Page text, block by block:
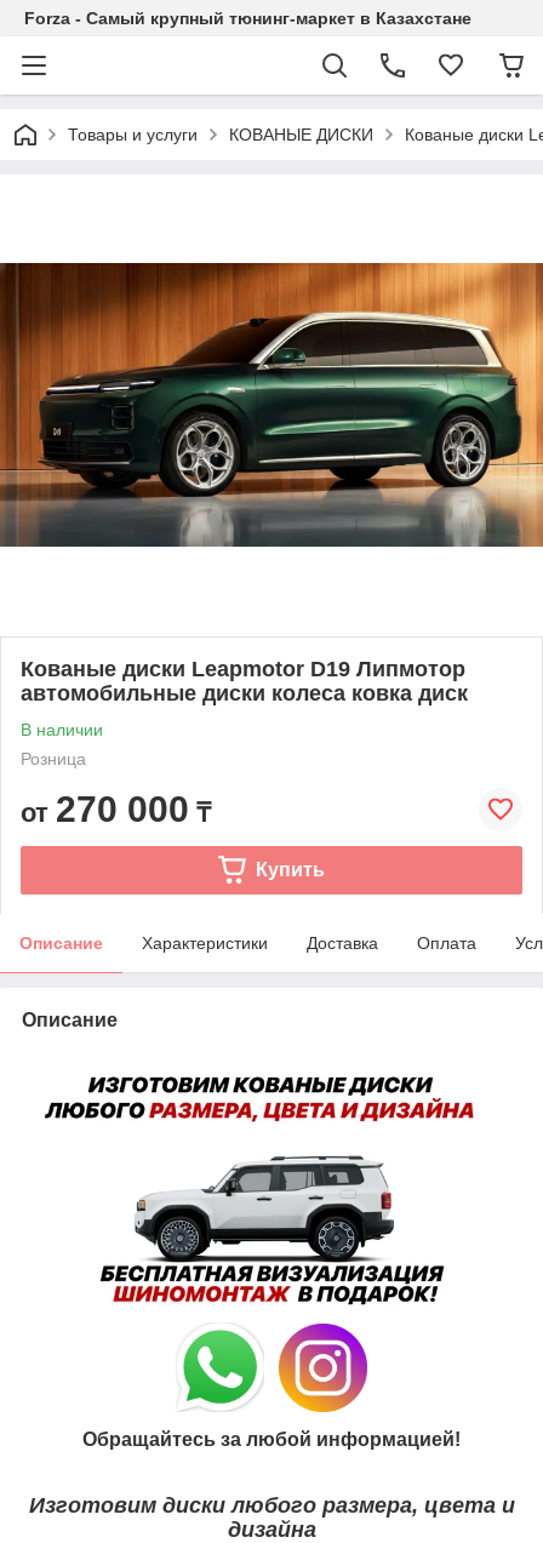
Forza - Самый крупный тюнинг-маркет в Казахстане
Товары и услуги КОВАНЫЕ ДИСКИ Кованые диски
Кованые диски Leapmotor D19 Липмотор
автомобильные диски колеса ковка диск
В наличии
Розница
от 270 000 ₸
Купить
Описание Характеристики Доставка Оплата
Описание
Обращайтесь за любой информацией!
Изготовим диски любого размера, цвета и
дизайна